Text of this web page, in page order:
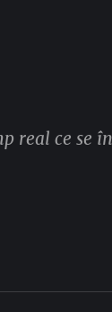
real ce se